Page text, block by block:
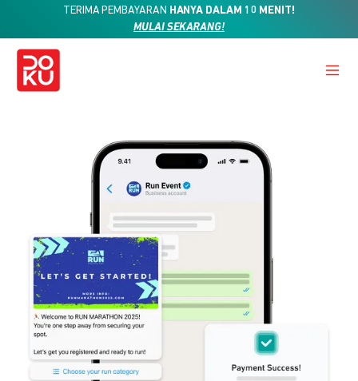
TERIMA PEMBAYARAN HANYA DALAM 10 MENIT!
MULAI SEKARANG!